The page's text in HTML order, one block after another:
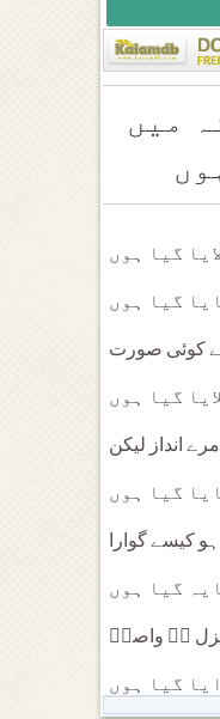
میں
گیا ہوں
گیا ہوں
کوئی صورت
گیا ہوں
انداز لیکن
گیا ہوں
کیسے گوارا
گیا ہوں
ہے واصفؔ
گیا ہوں